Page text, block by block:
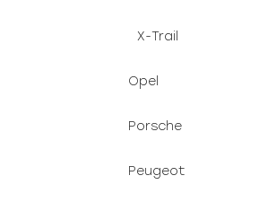
X-Trail
Opel
Porsche
Peugeot